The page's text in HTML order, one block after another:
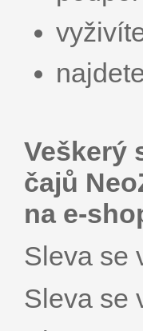
Veškerý
čajů
na e-
Sleva se
Sleva se